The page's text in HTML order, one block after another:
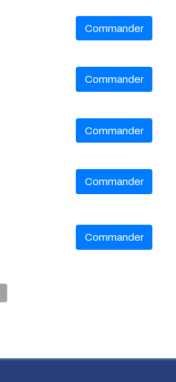
Commander
Commander
Commander
Commander
Commander